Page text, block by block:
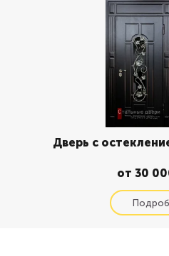
Дверь с
от 30